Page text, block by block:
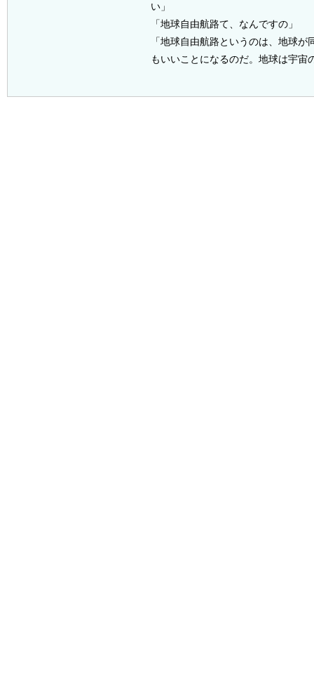
い」
「地球自由航路て、なんですの」
「地球自由航路というのは、地球
もいいことになるのだ。地球は宇宙